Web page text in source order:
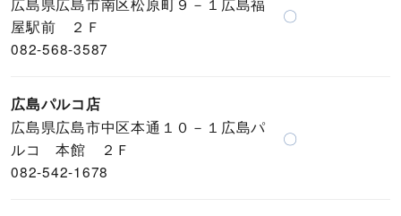
広島県広島市南区松原町９－１広島福
屋駅前 ２Ｆ
082-568-3587
〇
広島パルコ店
広島県広島市中区本通１０－１広島パ
ルコ 本館 ２Ｆ
082-542-1678
〇